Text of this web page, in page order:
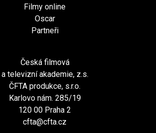
Filmy online
Oscar
Partneři
Česká filmová
a televizní akademie, z.s.
ČFTA produkce, s.r.o.
Karlovo nám. 285/19
120 00 Praha 2
cfta@cfta.cz